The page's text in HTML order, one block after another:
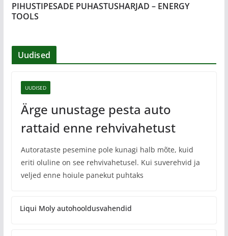
PIHUSTIPESADE PUHASTUSHARJAD – ENERGY
TOOLS
Uudised
UUDISED
Ärge unustage pesta auto
rattaid enne rehvivahetust
Autorataste pesemine pole kunagi halb mõte, kuid
eriti oluline on see rehvivahetusel. Kui suverehvid ja
veljed enne hoiule panekut puhtaks
Liqui Moly autohooldusvahendid